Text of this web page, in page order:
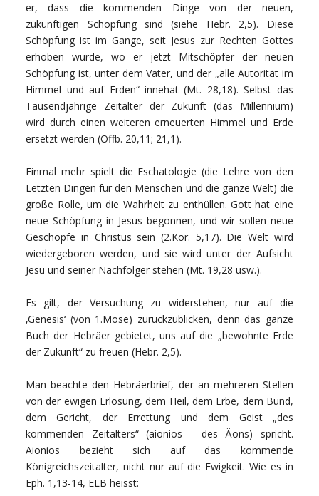
er, dass die kommenden Dinge von der neuen,
zukünftigen Schöpfung sind (siehe Hebr. 2,5). Diese
Schöpfung ist im Gange, seit Jesus zur Rechten Gottes
erhoben wurde, wo er jetzt Mitschöpfer der neuen
Schöpfung ist, unter dem Vater, und der „alle Autorität im
Himmel und auf Erden“ innehat (Mt. 28,18). Selbst das
Tausendjährige Zeitalter der Zukunft (das Millennium)
wird durch einen weiteren erneuerten Himmel und Erde
ersetzt werden (Offb. 20,11; 21,1).
Einmal mehr spielt die Eschatologie (die Lehre von den
Letzten Dingen für den Menschen und die ganze Welt) die
große Rolle, um die Wahrheit zu enthüllen. Gott hat eine
neue Schöpfung in Jesus begonnen, und wir sollen neue
Geschöpfe in Christus sein (2.Kor. 5,17). Die Welt wird
wiedergeboren werden, und sie wird unter der Aufsicht
Jesu und seiner Nachfolger stehen (Mt. 19,28 usw.).
Es gilt, der Versuchung zu widerstehen, nur auf die
‚Genesis‘ (von 1.Mose) zurückzublicken, denn das ganze
Buch der Hebräer gebietet, uns auf die „bewohnte Erde
der Zukunft“ zu freuen (Hebr. 2,5).
Man beachte den Hebräerbrief, der an mehreren Stellen
von der ewigen Erlösung, dem Heil, dem Erbe, dem Bund,
dem Gericht, der Errettung und dem Geist „des
kommenden Zeitalters“ (aionios - des Äons) spricht.
Aionios bezieht sich auf das kommende
Königreichszeitalter, nicht nur auf die Ewigkeit. Wie es in
Eph. 1,13-14, ELB heisst: